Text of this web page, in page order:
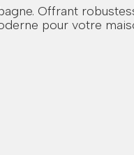
Offrant
pour votre